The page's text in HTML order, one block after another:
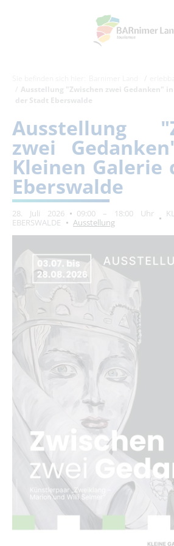
Ausstellung "Zwischen zwei Gedanken"
der Stadt Eberswalde
Ausstellung
zwei
Kleinen Galerie
Eberswalde
28. Juli 2026 09:00 – 18:00 Uhr
EBERSWALDE
Ausstellung